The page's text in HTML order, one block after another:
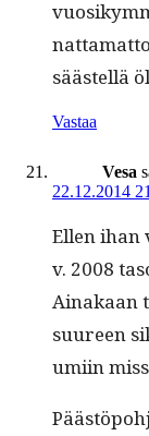
säästel­lä
Vastaa
Vesa
22.12.2014
Ellen ihan
v. 2008
Ainakaan
suureen
umi­in